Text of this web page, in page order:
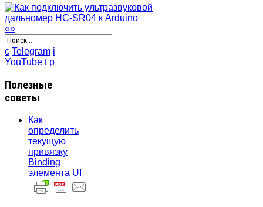
«»
c Telegram i
YouTube t p
Полезные
советы
Как
определить
текущую
привязку
Binding
элемента UI